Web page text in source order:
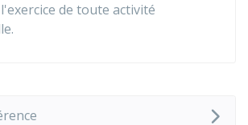
de toute activité